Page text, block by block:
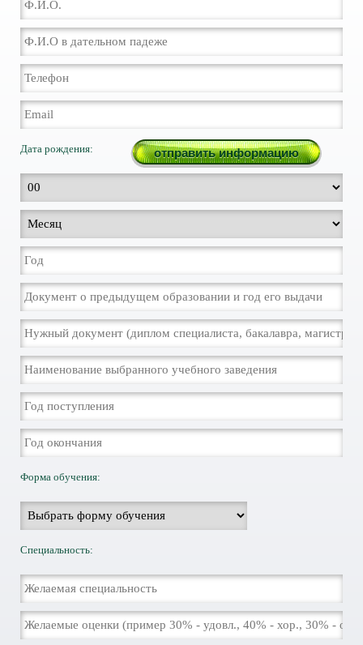
Дата рождения:
Форма обучения:
Специальность: